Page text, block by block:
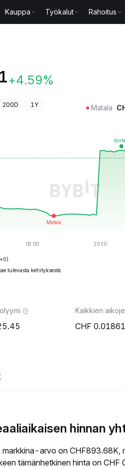
Kauppa Työkalut Rahoitus
+4.59%
200D 1Y Matala
tulevasta kehityksestä.
Kaikkien
hinnan
arvo on CHF893.68K,
tämänhetkinen hinta on